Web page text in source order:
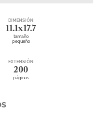
DIMENSIÓN
11.1x17.7
tamaño
pequeño
EXTENSIÓN
200
páginas